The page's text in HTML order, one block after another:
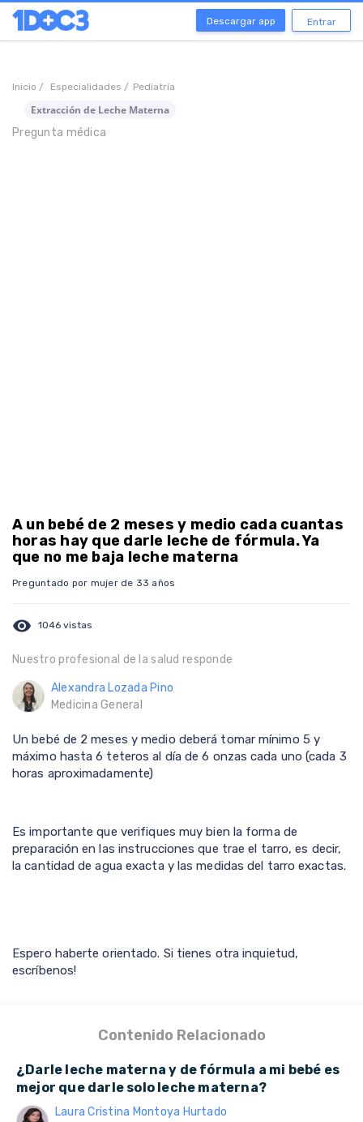
Descargar app Entrar
Inicio / Especialidades / Pediatría
Extracción de Leche Materna
Pregunta médica
A un bebé de 2 meses y medio cada cuantas
horas hay que darle leche de fórmula. Ya
que no me baja leche materna
Preguntado por mujer de 33 años
visibility 1046 vistas
Nuestro profesional de la salud responde
Alexandra Lozada Pino
Medicina General
Un bebé de 2 meses y medio deberá tomar mínimo 5 y
máximo hasta 6 teteros al día de 6 onzas cada uno (cada 3
horas aproximadamente)
Es importante que verifiques muy bien la forma de
preparación en las instrucciones que trae el tarro, es decir,
la cantidad de agua exacta y las medidas del tarro exactas.
Espero haberte orientado. Si tienes otra inquietud,
escríbenos!
Contenido Relacionado
¿Darle leche materna y de fórmula a mi bebé es
mejor que darle solo leche materna?
Laura Cristina Montoya Hurtado